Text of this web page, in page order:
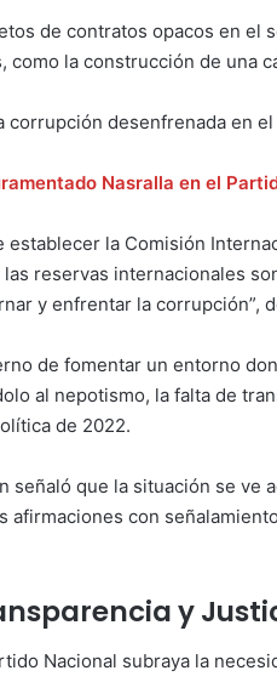
de contratos opacos en el
como la construcción de una
corrupción desenfrenada en el
Nasralla en el
establecer la Comisión
las reservas internacionales
y enfrentar la corrupción”,
de fomentar un entorno
al nepotismo, la falta de
de 2022.
señaló que la situación se ve
afirmaciones con
y
Nacional subraya la